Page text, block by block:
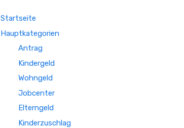
Startseite
Hauptkategorien
Antrag
Kindergeld
Wohngeld
Jobcenter
Elterngeld
Kinderzuschlag